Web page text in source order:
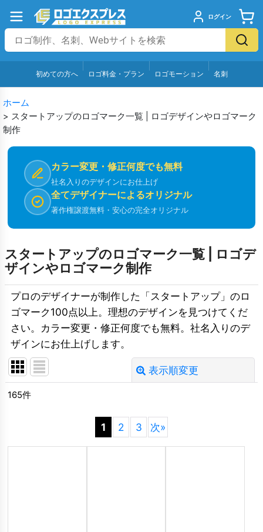
ログイン
初めての方へ ロゴ料金・プラン ロゴモーション 名刺
ホーム
> スタートアップのロゴマーク一覧 | ロゴデザインやロゴマーク
制作
カラー変更・修正何度でも無料
社名入りのデザインにお仕上げ
全てデザイナーによるオリジナル
著作権譲渡無料・安心の完全オリジナル
スタートアップのロゴマーク一覧 | ロゴデ
ザインやロゴマーク制作
プロのデザイナーが制作した「スタートアップ」のロ
ゴマーク100点以上。理想のデザインを見つけてくだ
さい。カラー変更・修正何度でも無料。社名入りのデ
ザインにお仕上げします。
表示順変更
絞り込む
165件
1 2 3 次»